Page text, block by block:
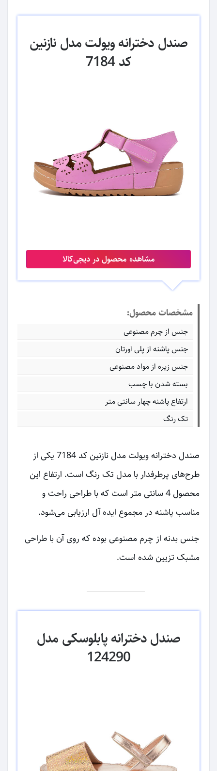
صندل دخترانه ویولت مدل نازنین
کد 7184
مشاهده محصول در دیجی‌کالا
مشخصات محصول:
جنس از چرم مصنوعی
جنس پاشنه از پلی اورتان
جنس زیره از مواد مصنوعی
بسته شدن با چسب
ارتفاع پاشنه چهار سانتی متر
تک رنگ
صندل دخترانه ویولت مدل نازنین کد 7184 یکی از
طرح‌های پرطرفدار با مدل تک رنگ است. ارتفاع این
محصول 4 سانتی متر است که با طراحی راحت و
مناسب پاشنه در مجموع ایده آل ارزیابی می‌شود.
جنس بدنه از چرم مصنوعی بوده که روی آن با طراحی
مشبک تزیین شده است.
صندل دخترانه پابلوسکی مدل
124290